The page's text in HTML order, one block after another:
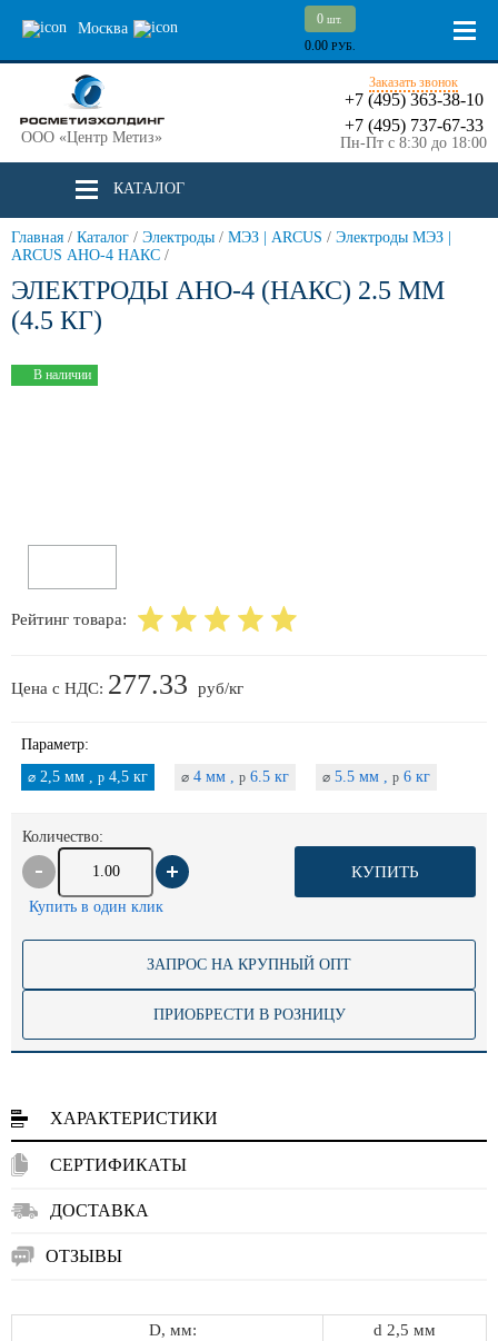
Москва
0 шт.
0.00 РУБ.
ООО «Центр Метиз»
Заказать звонок
+7 (495) 363-38-10
+7 (495) 737-67-33
Пн-Пт с 8:30 до 18:00
КАТАЛОГ
Главная / Каталог / Электроды / МЭЗ | ARCUS / Электроды МЭЗ |
ARCUS АНО-4 НАКС /
ЭЛЕКТРОДЫ АНО-4 (НАКС) 2.5 ММ
(4.5 КГ)
В наличии
Рейтинг товара:
Цена с НДС: 277.33 руб/кг
Параметр:
⌀ 2,5 мм , p 4,5 кг ⌀ 4 мм , p 6.5 кг ⌀ 5.5 мм , p 6 кг
Количество:
КУПИТЬ
Купить в один клик
ЗАПРОС НА КРУПНЫЙ ОПТ
ПРИОБРЕСТИ В РОЗНИЦУ
ХАРАКТЕРИСТИКИ
СЕРТИФИКАТЫ
ДОСТАВКА
ОТЗЫВЫ
D, мм: d 2,5 мм